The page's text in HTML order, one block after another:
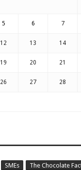
5 6 7
12 13 14
19 20 21
26 27 28
SMEs
The Chocolate